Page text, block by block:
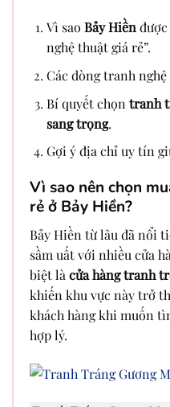
Vì sao Bảy Hiềnđược
nghệ thuật giá rẻ”.
Các dòng tranh
Bí quyết chọn tranh
sang trọng.
Gợi ý địa chỉ uy tín
Vì sao nên chọn
rẻ ở Bảy Hiền?
Bảy Hiền từ lâu đã nổi
sầm uất với nhiều cửa
biệt là cửa hàng tranh
khiến khu vực này trở
khách hàng khi muốn
hợp lý.